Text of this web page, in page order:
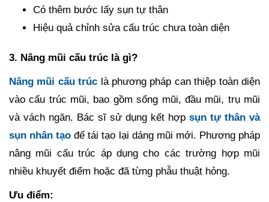
Có thêm bước lấy sụn tự thân
Hiệu quả chỉnh sửa cấu trúc chưa toàn diện
3. Nâng mũi cấu trúc là gì?
Nâng mũi cấu trúc là phương pháp can thiệp toàn diện
vào cấu trúc mũi, bao gồm sống mũi, đầu mũi, trụ mũi
và vách ngăn. Bác sĩ sử dụng kết hợp sụn tự thân và
sụn nhân tạo để tái tạo lại dáng mũi mới. Phương pháp
nâng mũi cấu trúc áp dụng cho các trường hợp mũi
nhiều khuyết điểm hoặc đã từng phẫu thuật hỏng.
Ưu điểm: